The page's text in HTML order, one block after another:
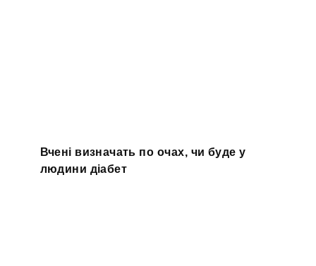
Вчені визначать по очах, чи буде у
людини діабет